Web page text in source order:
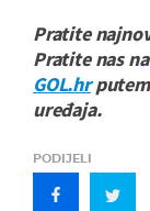
Pratite
Pratite nas na
GOL.hrputem
uređaja.
PODIJELI